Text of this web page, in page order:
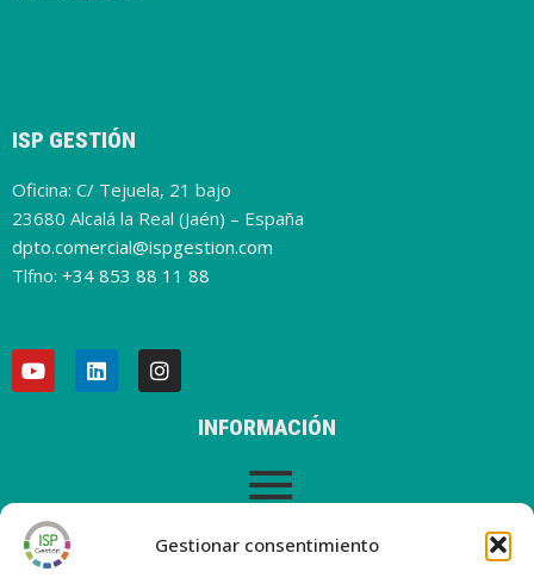
Gestionar consentimiento
ISP GESTIÓN
Oficina: C/ Tejuela, 21 bajo
23680 Alcalá la Real (Jaén) – España
dpto.comercial@ispgestion.com
Tlfno: +34 853 88 11 88
INFORMACIÓN
AVISO LEGAL